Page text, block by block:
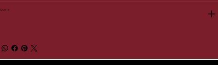
Quelle